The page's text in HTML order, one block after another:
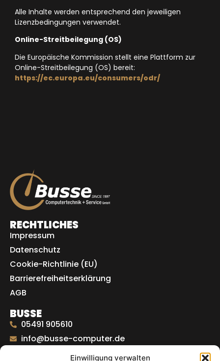
Einwilligung verwalten
Alle Inhalte werden entsprechend den jeweiligen
Lizenzbedingungen verwendet.
Online-Streitbeilegung (OS)
Die Europäische Kommission stellt eine Plattform zur
Online-Streitbeilegung (OS) bereit:
https://ec.europa.eu/consumers/odr/
RECHTLICHES
Impressum
Datenschutz
Cookie-Richtlinie (EU)
Barrierefreiheitserklärung
AGB
BUSSE
05491 905610
info@busse-computer.de
Zur Kontaktseite